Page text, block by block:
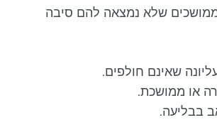
שלא נמצאה להם סיבה
שאינם חולפים.
או ממושכת.
בבליעה.